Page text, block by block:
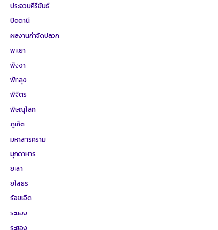
ประจวบคีรีขันธ์
ปัตตานี
ผลงานกำจัดปลวก
พะเยา
พังงา
พัทลุง
พิจิตร
พิษณุโลก
ภูเก็ต
มหาสารคราม
มุกดาหาร
ยะลา
ยโสธร
ร้อยเอ็ด
ระนอง
ระยอง